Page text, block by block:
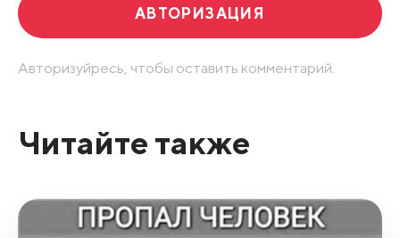
АВТОРИЗАЦИЯ
Авторизуйресь, чтобы оставить комментарий.
Читайте также